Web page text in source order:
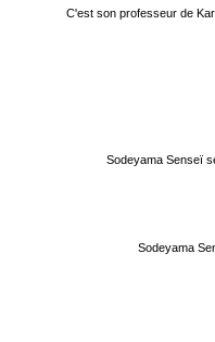
C'est son professeur de
Sodeyama Senseï
Sodeyama